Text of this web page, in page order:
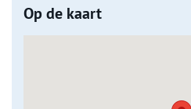
Op de kaart